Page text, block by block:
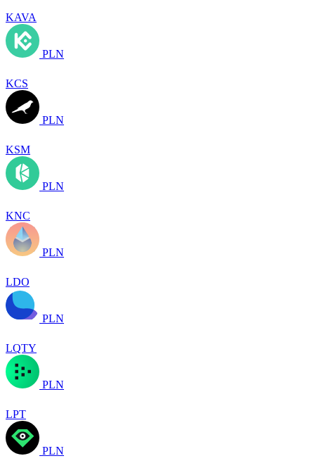
KAVA
PLN
KCS
PLN
KSM
PLN
KNC
PLN
LDO
PLN
LQTY
PLN
LPT
PLN